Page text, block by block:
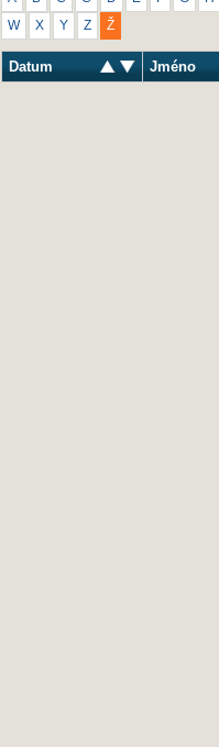
W X Y Z Ž
Datum Jméno